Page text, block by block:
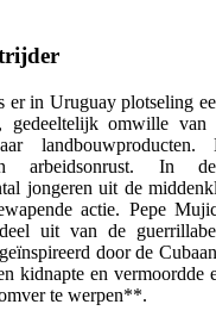
er in Uruguay plotseling
gedeeltelijk omwille
en arbeidsonrust. In
jongeren uit de
actie. Pepe
uit van de
door de
kidnapte en vermoordde
te werpen**.